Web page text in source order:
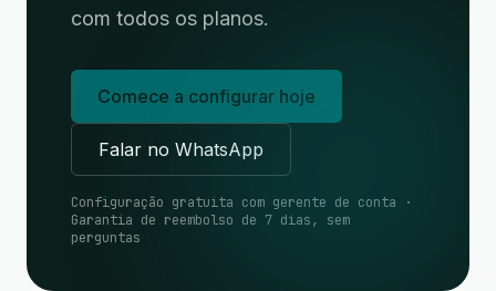
com todos os planos.
Comece a configurar hoje
Falar no WhatsApp
Configuração gratuita com gerente de conta ·
Garantia de reembolso de 7 dias, sem
perguntas